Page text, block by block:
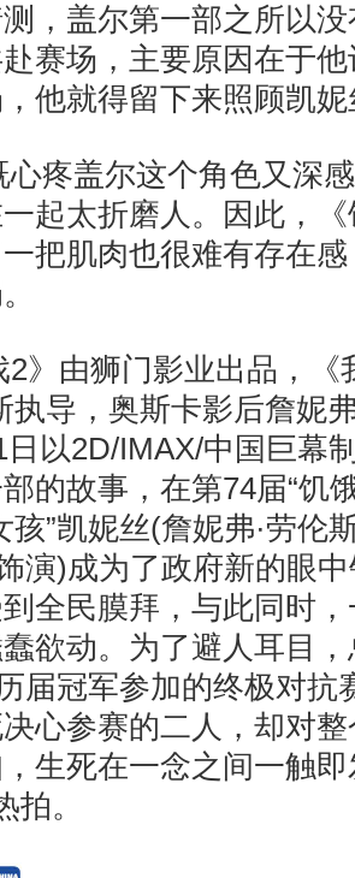
，盖尔第一部之所以
赛场，主要原因在于
他就得留下来照顾凯
心疼盖尔这个角色又深
起太折磨人。因此，
把肌肉也很难有存在感
2》由狮门影业出品，
执导，奥斯卡影后詹妮
以2D/IMAX/中国巨幕
的故事，在第74届“饥
孩”凯妮丝(詹妮弗·劳伦
演)成为了政府新的眼
全民膜拜，与此同时
欲动。为了避人耳目
届冠军参加的终极对抗
心参赛的二人，却对
生死在一念之间一触
。